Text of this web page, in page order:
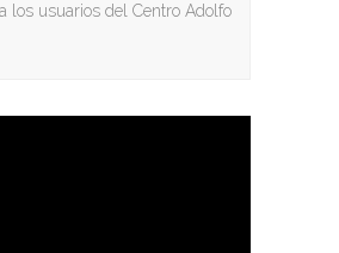
los usuarios del Centro Adolfo